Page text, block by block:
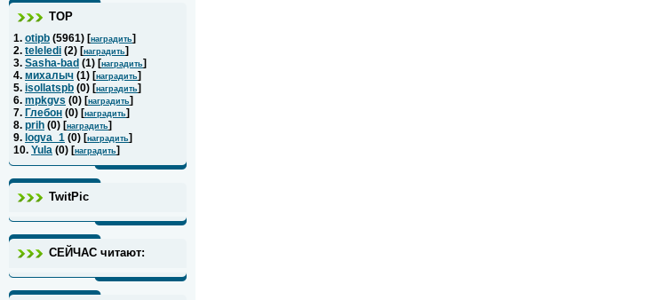
ТОР
1. otipb (5961) [наградить]
2. teleledi (2) [наградить]
3. Sasha-bad (1) [наградить]
4. михалыч (1) [наградить]
5. isollatspb (0) [наградить]
6. mpkgvs (0) [наградить]
7. Глебон (0) [наградить]
8. prih (0) [наградить]
9. logva_1 (0) [наградить]
10. Yula (0) [наградить]
TwitPic
СЕЙЧАС читают: